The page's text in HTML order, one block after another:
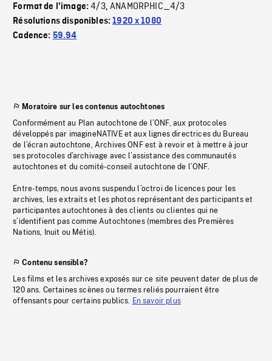
Format de l'image:4/3,ANAMORPHIC_4/3
Résolutions disponibles:1920 x 1080
Cadence: 59.94
Moratoire sur les contenus autochtones
Conformément au Plan autochtone de l’ONF, aux protocoles
développés par imagineNATIVE et aux lignes directrices du Bureau
de l’écran autochtone, Archives ONF est à revoir et à mettre à jour
ses protocoles d’archivage avec l’assistance des communautés
autochtones et du comité-conseil autochtone de l’ONF.
Entre-temps, nous avons suspendu l’octroi de licences pour les
archives, les extraits et les photos représentant des participants et
participantes autochtones à des clients ou clientes qui ne
s’identifient pas comme Autochtones (membres des Premières
Nations, Inuit ou Métis).
Contenu sensible?
Les films et les archives exposés sur ce site peuvent dater de plus de
120 ans. Certaines scènes ou termes reliés pourraient être
offensants pour certains publics. En savoir plus